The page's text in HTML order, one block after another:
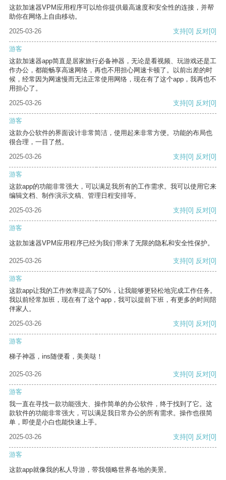
这款加速器VPM应用程序可以给你提供最高速度和安全性的连接，并帮
助你在网络上自由移动。
2025-03-26
支持[0] 反对[0]
游客
这款加速器app简直是居家旅行必备神器，无论是看视频、玩游戏还是工
作办公，都能畅享高速网络，再也不用担心网速卡顿了。以前出差的时
候，经常因为网速慢而无法正常使用网络，现在有了这个app，我再也不
用担心了。
2025-03-26
支持[0] 反对[0]
游客
这款办公软件的界面设计非常简洁，使用起来非常方便。功能的布局也
很合理，一目了然。
2025-03-26
支持[0] 反对[0]
游客
这款app的功能非常强大，可以满足我所有的工作需求。我可以使用它来
编辑文档、制作演示文稿、管理日程安排等。
2025-03-26
支持[0] 反对[0]
游客
这款加速器VPM应用程序已经为我们带来了无限的隐私和安全性保护。
2025-03-26 支持[0] 反对[0]
游客
这款app让我的工作效率提高了50%，让我能够更轻松地完成工作任务。
我以前经常加班，现在有了这个app，我可以提前下班，有更多的时间陪
伴家人。
2025-03-26
支持[0] 反对[0]
游客
梯子神器，ins随便看，美美哒！
2025-03-26 支持[0] 反对[0]
游客
我一直在寻找一款功能强大、操作简单的办公软件，终于找到了它。这
款软件的功能非常强大，可以满足我日常办公的所有需求。操作也很简
单，即使是小白也能快速上手。
2025-03-26
支持[0] 反对[0]
游客
这款app就像我的私人导游，带我领略世界各地的美景。